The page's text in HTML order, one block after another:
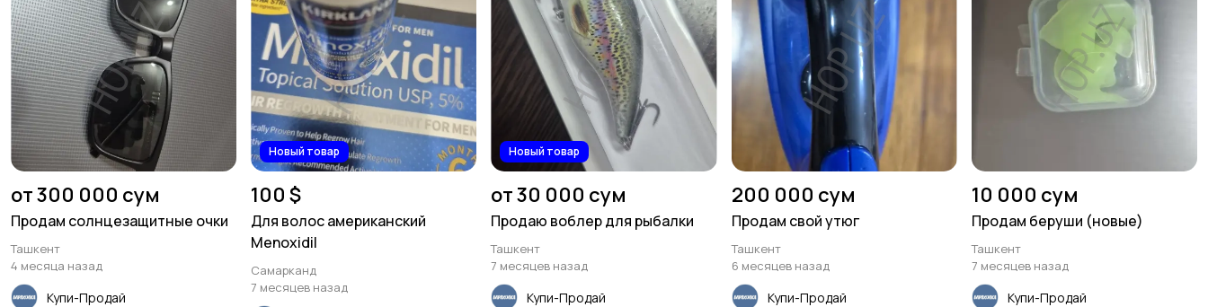
от 300 000 сум
Продам солнцезащитные очки
Ташкент
4 месяца назад
Купи-Продай
Новый товар
100 $
Для волос американский
Menoxidil
Самарканд
7 месяцев назад
Новый товар
от 30 000 сум
Продаю воблер для рыбалки
Ташкент
7 месяцев назад
Купи-Продай
200 000 сум
Продам свой утюг
Ташкент
6 месяцев назад
Купи-Продай
10 000 сум
Продам беруши (новые)
Ташкент
7 месяцев назад
Купи-Продай